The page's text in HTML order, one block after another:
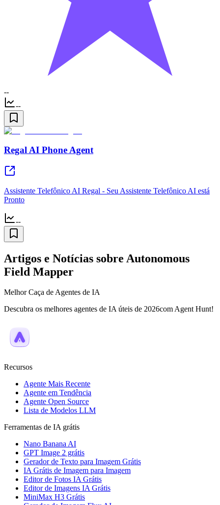
--
--
Regal AI Phone Agent
Assistente Telefônico AI Regal - Seu Assistente Telefônico AI está
Pronto
--
Artigos e Notícias sobre Autonomous
Field Mapper
Melhor Caça de Agentes de IA
Descubra os melhores agentes de IA úteis de 2026com Agent Hunt!
Recursos
Agente Mais Recente
Agente em Tendência
Agente Open Source
Lista de Modelos LLM
Ferramentas de IA grátis
Nano Banana AI
GPT Image 2 grátis
Gerador de Texto para Imagem Grátis
IA Grátis de Imagem para Imagem
Editor de Fotos IA Grátis
Editor de Imagens IA Grátis
MiniMax H3 Grátis